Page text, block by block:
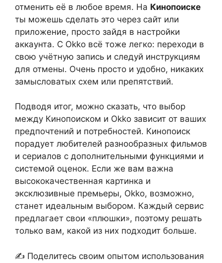
отменить её в любое время. На Кинопоиске
ты можешь сделать это через сайт или
приложение, просто зайдя в настройки
аккаунта. С Okko всё тоже легко: переходи в
свою учётную запись и следуй инструкциям
для отмены. Очень просто и удобно, никаких
замысловатых схем или препятствий.
Подводя итог, можно сказать, что выбор
между Кинопоиском и Okko зависит от ваших
предпочтений и потребностей. Кинопоиск
порадует любителей разнообразных фильмов
и сериалов с дополнительными функциями и
системой оценок. Если же вам важна
высококачественная картинка и
эксклюзивные премьеры, Okko, возможно,
станет идеальным выбором. Каждый сервис
предлагает свои «плюшки», поэтому решать
только вам, какой из них подходит больше.
✍️ Поделитесь своим опытом использования